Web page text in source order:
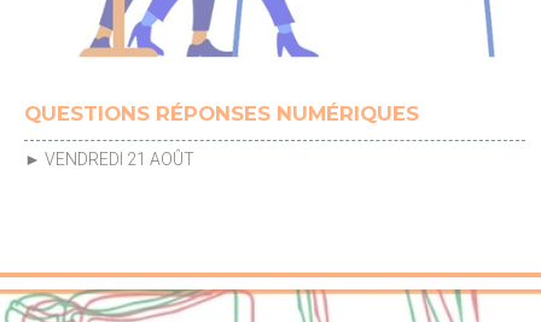
QUESTIONS RÉPONSES NUMÉRIQUES
► VENDREDI 21 AOÛT